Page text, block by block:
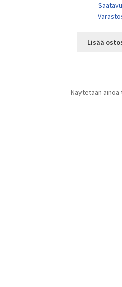
Lisää
Näytetään ainoa